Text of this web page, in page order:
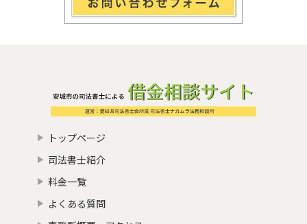
トップページ
司法書士紹介
料金一覧
よくある質問